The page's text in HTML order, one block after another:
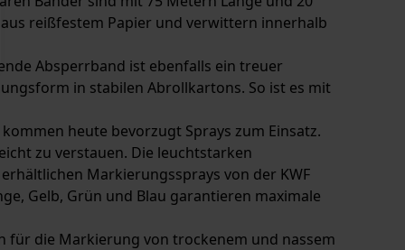
reißfestem Papier und verwittern innerhalb
Absperrband ist ebenfalls ein treuer
in stabilen Abrollkartons. So ist es mit
heute bevorzugt Sprays zum Einsatz.
zu verstauen. Die leuchtstarken
Markierungssprays von der KWF
Gelb, Grün und Blau garantieren maximale
für die Markierung von trockenem und nassem